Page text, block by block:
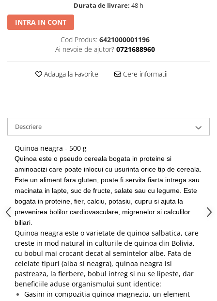
Durata de livrare: 48 h
INTRA IN CONT
Cod Produs: 6421000001196
Ai nevoie de ajutor? 0721688960
Adauga la Favorite Cere informatii
Descriere
Quinoa neagra - 500 g
Quinoa este o pseudo cereala bogata in proteine si
aminoacizi care poate inlocui cu usurinta orice tip de cereala.
Este un aliment fara gluten, poate fi servita fiarta intrega sau
macinata in lapte, suc de fructe, salate sau cu legume. Este
bogata in proteine, fier, calciu, potasiu, cupru si ajuta la
prevenirea bolilor cardiovasculare, migrenelor si calculilor
biliari.
Quinoa neagra este o varietate de quinoa salbatica, care
creste in mod natural in culturile de quinoa din Bolivia,
cu bobul mai crocant decat al semintelor albe. Fata de
celelate tipuri (alba si neagra), quinoa neagra isi
pastreaza, la fierbere, bobul intreg si nu se lipeste, dar
beneficiile aduse organismului sunt identice:
Gasim in compozitia quinoa magneziu, un element